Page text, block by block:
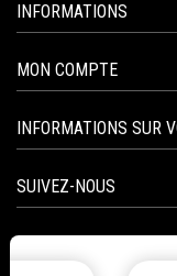
INFORMATIONS
MON COMPTE
INFORMATIONS SUR
SUIVEZ-NOUS